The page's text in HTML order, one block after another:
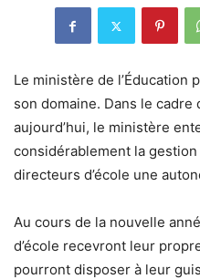
Le ministère de l’Éducation
son domaine. Dans le
aujourd’hui, le ministère
considérablement la
directeurs d’école une
Au cours de la nouvelle
d’école recevront leur
pourront disposer à leur